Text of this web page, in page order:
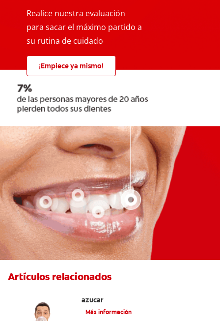
Realice nuestra evaluación
para sacar el máximo partido a
su rutina de cuidado
¡Empiece ya mismo!
Artículos relacionados
azúcar
Más información